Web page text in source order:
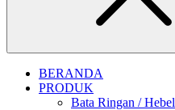
BERANDA
PRODUK
Bata Ringan / Hebel